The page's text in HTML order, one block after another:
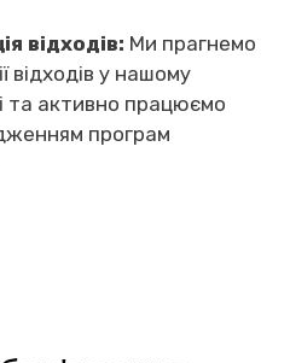
відходів: Ми прагнемо
відходів у нашому
та активно працюємо
програм